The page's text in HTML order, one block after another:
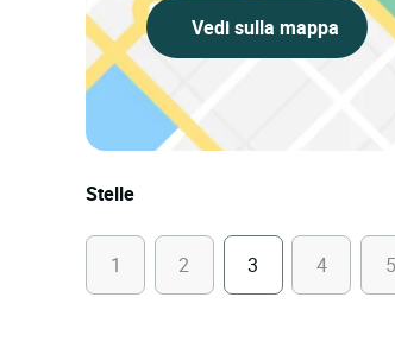
Vedi sulla mappa
Stelle
1 2 3 4 5